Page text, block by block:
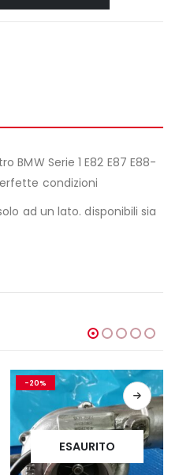
BMW Serie 1 E82 E87 E88-
condizioni
ad un lato. disponibili sia
-20%
ESAURITO